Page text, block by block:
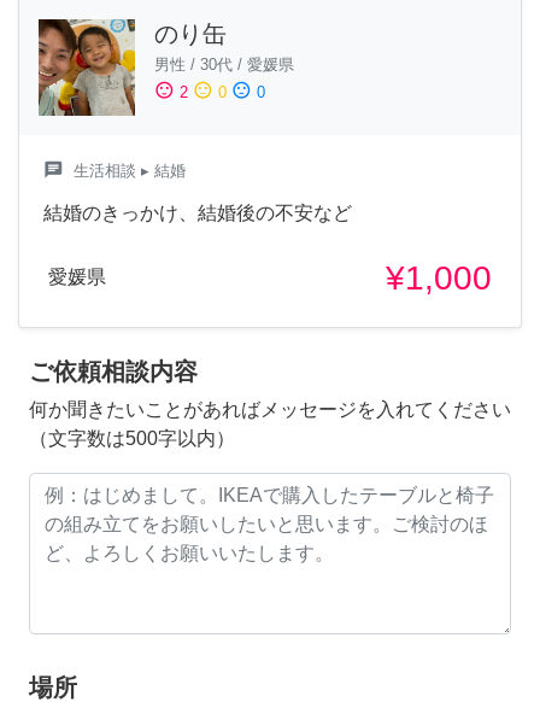
のり缶
男性 / 30代 / 愛媛県
sentiment_satisfied 2 sentiment_neutral 0 sentiment_dissatisfied 0
chat 生活相談 ▸ 結婚
結婚のきっかけ、結婚後の不安など
愛媛県 ¥1,000
ご依頼相談内容
何か聞きたいことがあればメッセージを入れてください
（文字数は500字以内）
場所